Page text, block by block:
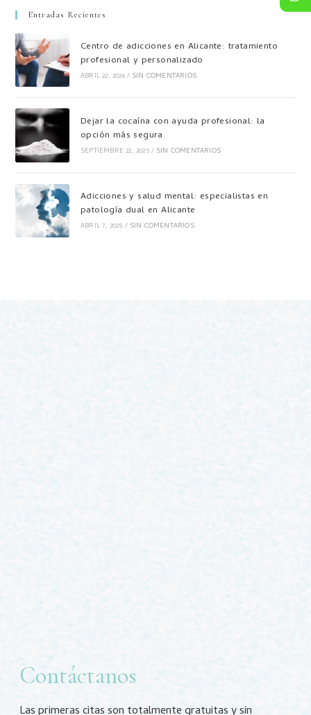
Entradas Recientes
Centro de adicciones en Alicante: tratamiento
profesional y personalizado
ABRIL 22, 2026 / SIN COMENTARIOS
Dejar la cocaína con ayuda profesional: la
opción más segura.
SEPTIEMBRE 22, 2025 / SIN COMENTARIOS
Adicciones y salud mental: especialistas en
patología dual en Alicante
ABRIL 7, 2025 / SIN COMENTARIOS
Contáctanos
Las primeras citas son totalmente gratuitas y sin